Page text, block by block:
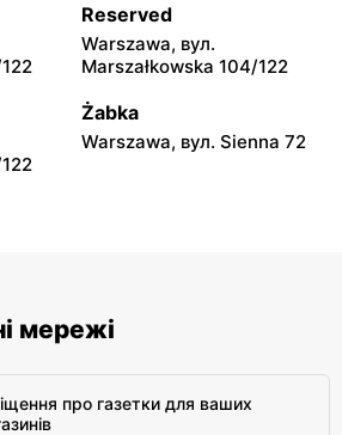
Truskaw, вул. 3 Maja 64
вул.
Łazy, вул. Łączności 20
Reserved
Warszawa, вул.
Marszałkowska 104/122
Żabka
Warszawa, вул. Sienna 72
мережі
про газетки для ваших